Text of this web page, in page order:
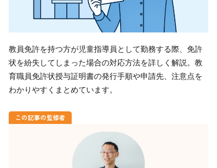
教員免許を持つ方が児童指導員として勤務する際、免許
状を紛失してしまった場合の対応方法を詳しく解説。教
育職員免許状授与証明書の発行手順や申請先、注意点を
わかりやすくまとめています。
この記事の監修者
サービス（顧問サービス）
はなまるライセンス（月１回の定期面談／チャッ
時相談対応／指定に関する変更届／加算算定／処
加算／実地指導対策など）
処遇改善加算メンテナンス（新規算定開始／毎年
手続き・実績報告手続き）
指定基準健康診断（模擬的な運営指導）
はなまるワークライフ（労務管理に関する相談対
関する助成金）
はなまるレセプト（国保連請求事務代行／レセプ
その他サービス一覧